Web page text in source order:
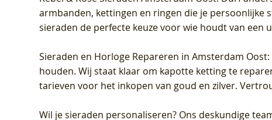
armbanden, kettingen en ringen die je persoonlijke
sieraden de perfecte keuze voor wie houdt van een
Sieraden en Horloge Repareren in Amsterdam Oost
houden. Wij staat klaar om kapotte ketting te
tarieven voor het inkopen van goud en zilver.
Wil je sieraden personaliseren? Ons deskundige